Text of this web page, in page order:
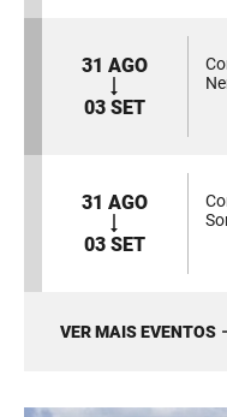
31 AGO
03 SET
31 AGO
03 SET
VER MAIS EVENTOS